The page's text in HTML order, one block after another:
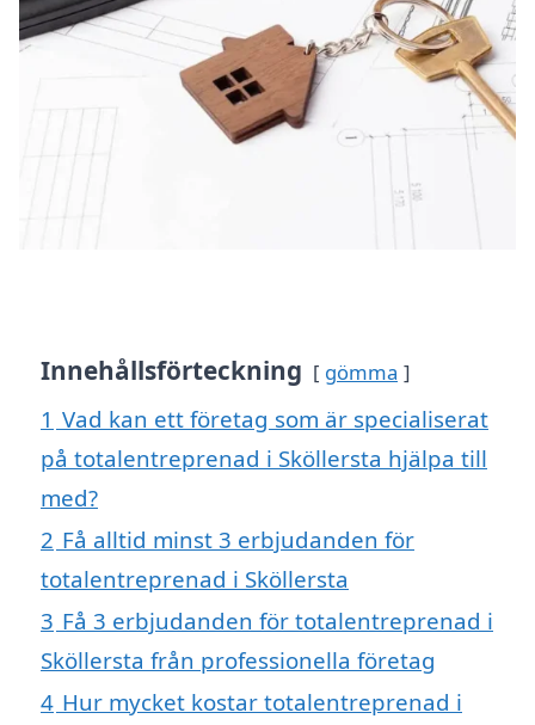
Innehållsförteckning gömma
1 Vad kan ett företag som är specialiserat
på totalentreprenad i Sköllersta hjälpa till
med?
2 Få alltid minst 3 erbjudanden för
totalentreprenad i Sköllersta
3 Få 3 erbjudanden för totalentreprenad i
Sköllersta från professionella företag
4 Hur mycket kostar totalentreprenad i